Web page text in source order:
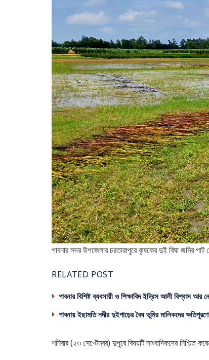
পাবনার সদর উপজেলার চরতারাপুরে কৃষকের দুই বিঘা জমির
RELATED POST
পাবনার বিশিষ্ট ব্যবসায়ী ও শিক্ষাবিদ ইদ্রিস আলী বিশ্বাস আর
পাবনায় ইছামতি নদীর দুইপাড়ের বৈধ ভূমির মালিকদের
শনিবার (২৩ সেপ্টেম্বর) দুপুরে বিষয়টি সাংবাদিকদের নিশ্চিত